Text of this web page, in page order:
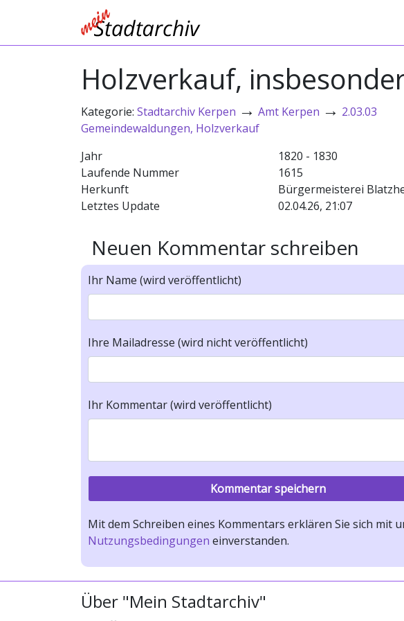
Holzverkauf,
Kategorie: Stadtarchiv Kerpen → Amt Kerpen → 2.03.03
Gemeindewaldungen, Holzverkauf
Jahr
1820 - 1830
Laufende Nummer
1615
Herkunft
Bürgermeisterei
Letztes Update
02.04.26, 21:07
Neuen Kommentar schreiben
Ihr Name (wird veröffentlicht)
Ihre Mailadresse (wird nicht veröffentlicht)
Ihr Kommentar (wird veröffentlicht)
Mit dem Schreiben eines Kommentars erklären Sie sich mit
Nutzungsbedingungen einverstanden.
Über "Mein Stadtarchiv"